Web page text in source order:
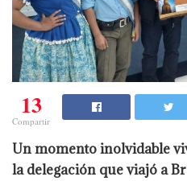
13
Compartir
Un momento inolvidable
la delegación que viajó a